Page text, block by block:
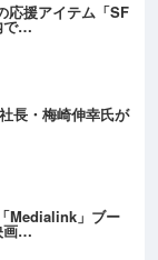
応援アイテム「SF
で…
長・梅崎伸幸氏が
Medialink」ブー
画…